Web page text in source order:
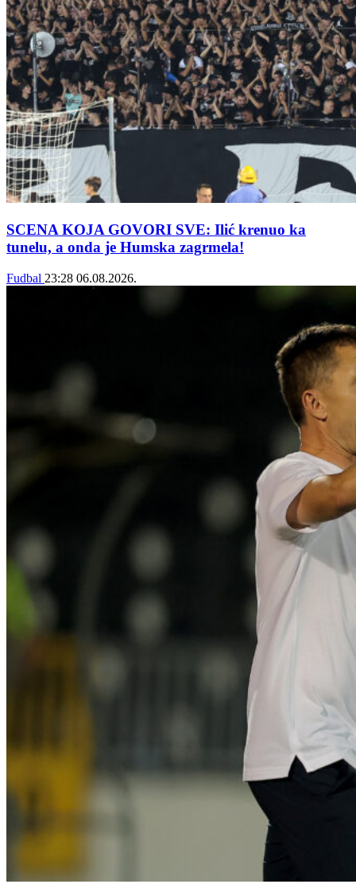
SCENA KOJA GOVORI SVE: Ilić krenuo ka
tunelu, a onda je Humska zagrmela!
Fudbal 23:28 06.08.2026.